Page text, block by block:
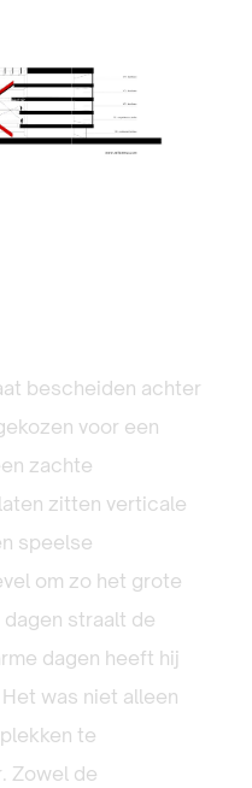
bescheiden achter
voor een
zachte
zitten verticale
speelse
om zo het grote
straalt de
dagen heeft hij
was niet alleen
te
Zowel de